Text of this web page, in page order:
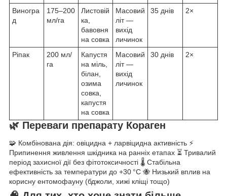
Виногра
д
175–200
мл/га
Листовій
ка,
бавовня
на совка
Масовий
літ —
вихід
личинок
35 днів 2×
Ріпак
200 мл/
га
Капустя
на міль,
білан,
озима
совка,
капустя
на совка
Масовий
літ —
вихід
личинок
30 днів 2×
🌿 Переваги препарату Кораген
🧩 Комбінована дія: овіцидна + ларвіцидна активність ⚡
Припинення живлення шкідника на ранніх етапах ⏳ Тривалий
період захисної дії без фітотоксичності 🌡️ Стабільна
ефективність за температури до +30 °C 🐝 Низький вплив на
корисну ентомофауну (бджоли, хижі кліщі тощо)